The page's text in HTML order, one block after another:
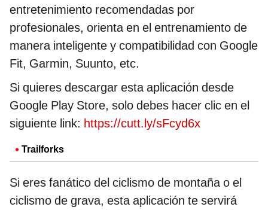
entretenimiento recomendadas por
profesionales, orienta en el entrenamiento de
manera inteligente y compatibilidad con Google
Fit, Garmin, Suunto, etc.
Si quieres descargar esta aplicación desde
Google Play Store, solo debes hacer clic en el
siguiente link: https://cutt.ly/sFcyd6x
Trailforks
Si eres fanático del ciclismo de montaña o el
ciclismo de grava, esta aplicación te servirá